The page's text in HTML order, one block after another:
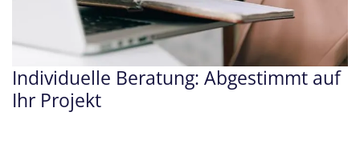
Individuelle Beratung: Abgestimmt auf
Ihr Projekt